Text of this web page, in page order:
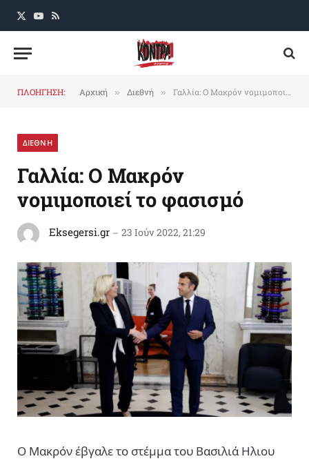
X
YouTube
RSS
ΠΛΟΗΓΗΣΗ: Αρχική » Διεθνή » Γαλλία: Ο Μακρόν νομιμοποιεί το φασισμό
ΔΙΕΘΝΗ
Γαλλία: Ο Μακρόν
νομιμοποιεί το φασισμό
Eksegersi.gr 23 Ιούν 2022, 21:29
O Mακρόν έβγαλε το στέμμα του Βασιλιά Ηλιου